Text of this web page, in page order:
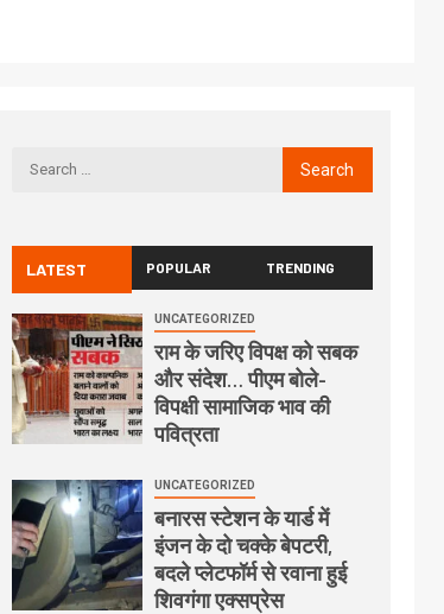
LATEST POPULAR TRENDING
UNCATEGORIZED
राम के जरिए विपक्ष को सबक
और संदेश… पीएम बोले-
विपक्षी सामाजिक भाव की
पवित्रता
UNCATEGORIZED
बनारस स्टेशन के यार्ड में
इंजन के दो चक्के बेपटरी,
बदले प्लेटफॉर्म से रवाना हुई
शिवगंगा एक्सप्रेस